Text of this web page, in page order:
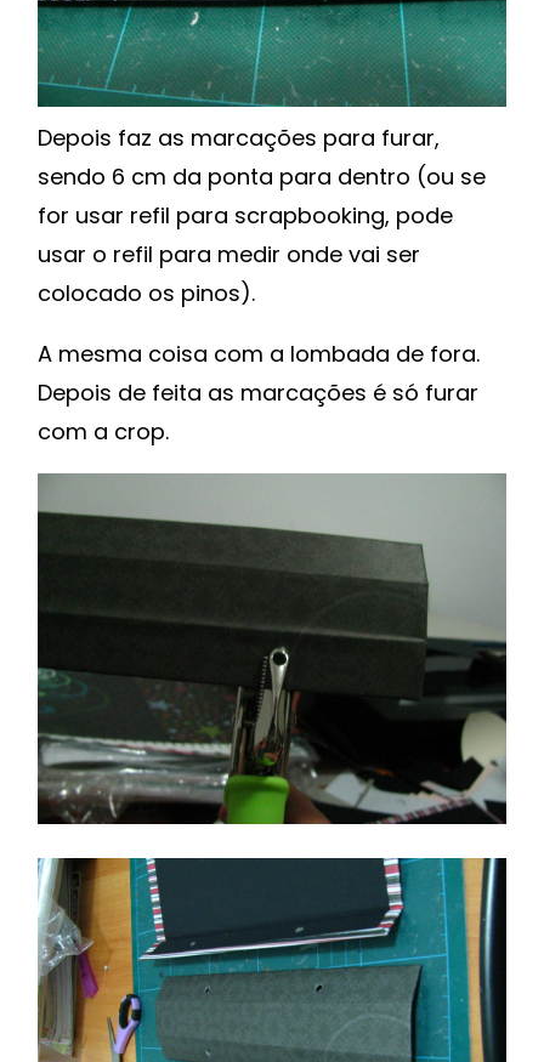
Depois faz as marcações para furar,
sendo 6 cm da ponta para dentro (ou se
for usar refil para scrapbooking, pode
usar o refil para medir onde vai ser
colocado os pinos).
A mesma coisa com a lombada de fora.
Depois de feita as marcações é só furar
com a crop.